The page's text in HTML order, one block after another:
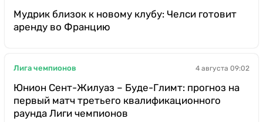
Мудрик близок к новому клубу: Челси готовит
аренду во Францию
Лига чемпионов 4 августа 09:02
Юнион Сент-Жилуаз – Буде-Глимт: прогноз на
первый матч третьего квалификационного
раунда Лиги чемпионов